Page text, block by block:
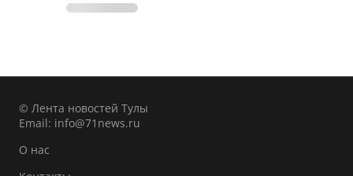
© Лента новостей Тулы
Email: info@71news.ru
О нас